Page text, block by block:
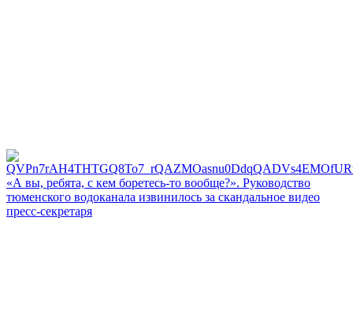
«А вы, ребята, с кем боретесь‑то вообще?». Руководство
тюменского водоканала извинилось за скандальное видео
пресс-секретаря